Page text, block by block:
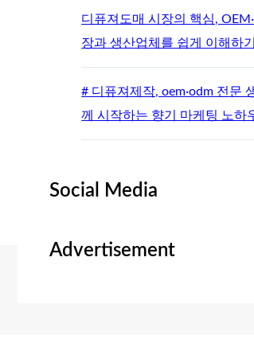
디퓨져도매 시장의 핵심,
장과 생산업체를 쉽게 이해하기
# 디퓨져제작, oem·odm 전문
께 시작하는 향기 마케팅 노하
Social Media
Advertisement